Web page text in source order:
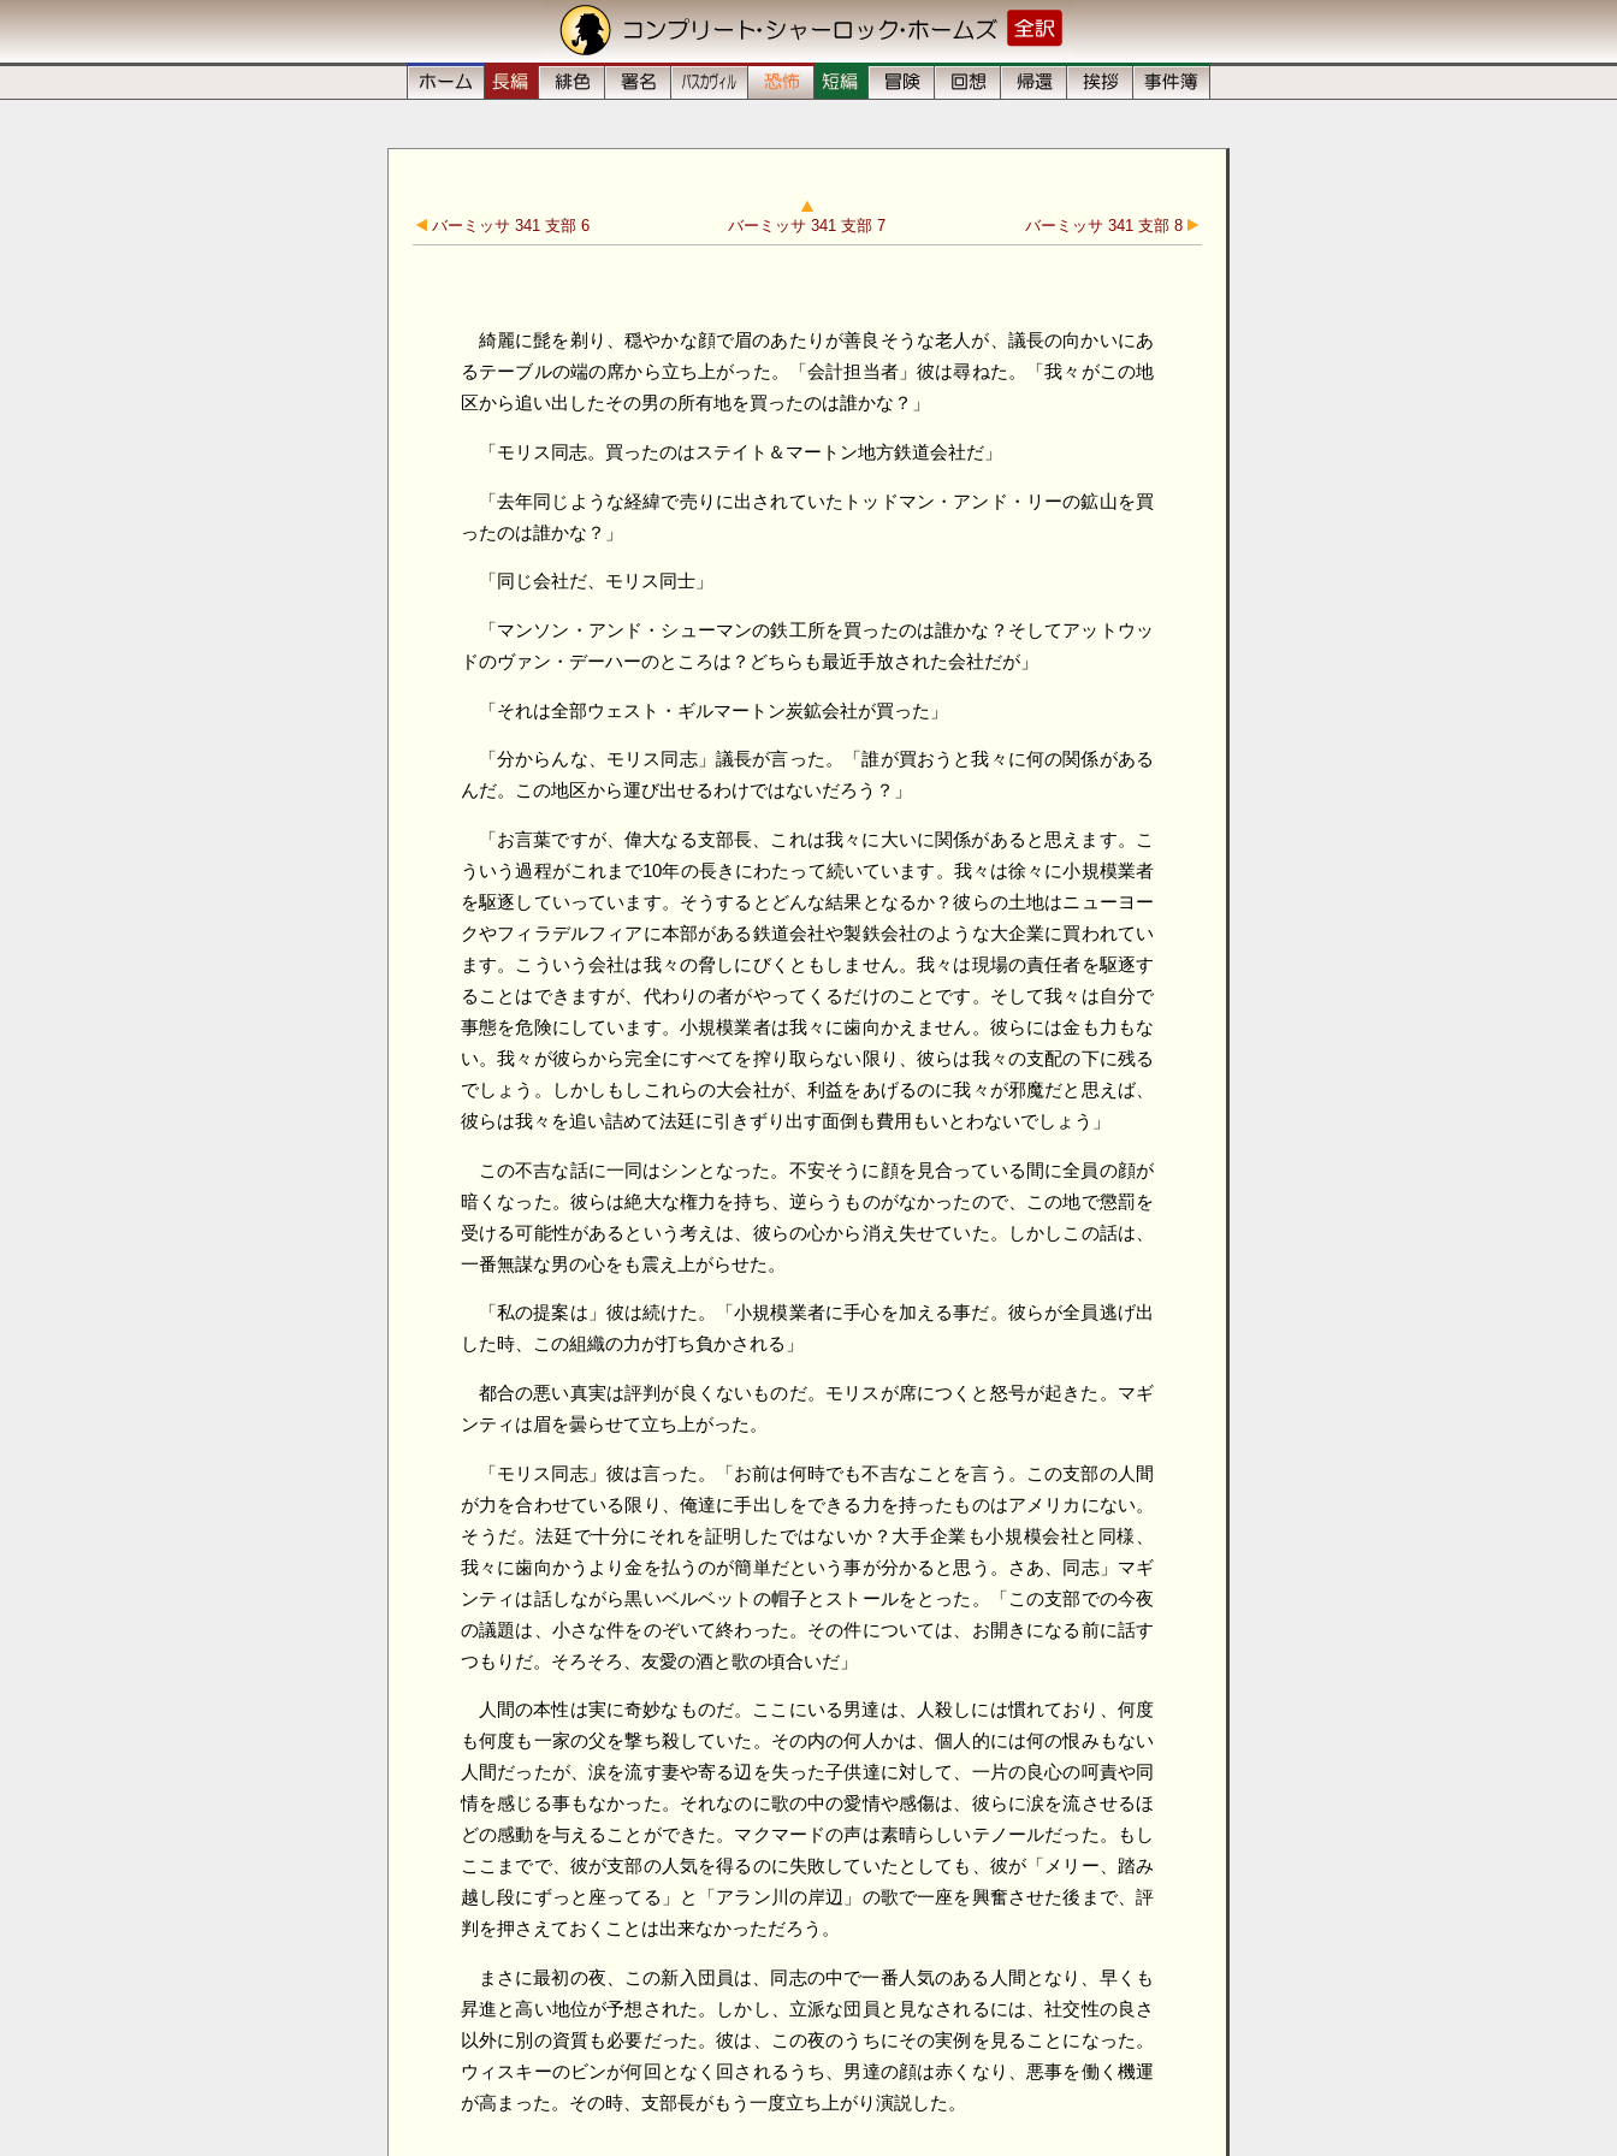
バーミッサ 341 支部 6 バーミッサ 341 支部 7 バーミッサ 341 支部 8
綺麗に髭を剃り、穏やかな顔で眉のあたりが善良そうな老人が、議長の向かいにあ
るテーブルの端の席から立ち上がった。「会計担当者」彼は尋ねた。「我々がこの地
区から追い出したその男の所有地を買ったのは誰かな？」
「モリス同志。買ったのはステイト＆マートン地方鉄道会社だ」
「去年同じような経緯で売りに出されていたトッドマン・アンド・リーの鉱山を買
ったのは誰かな？」
「同じ会社だ、モリス同士」
「マンソン・アンド・シューマンの鉄工所を買ったのは誰かな？そしてアットウッ
ドのヴァン・デーハーのところは？どちらも最近手放された会社だが」
「それは全部ウェスト・ギルマートン炭鉱会社が買った」
「分からんな、モリス同志」議長が言った。「誰が買おうと我々に何の関係がある
んだ。この地区から運び出せるわけではないだろう？」
「お言葉ですが、偉大なる支部長、これは我々に大いに関係があると思えます。こ
ういう過程がこれまで10年の長きにわたって続いています。我々は徐々に小規模業者
を駆逐していっています。そうするとどんな結果となるか？彼らの土地はニューヨー
クやフィラデルフィアに本部がある鉄道会社や製鉄会社のような大企業に買われてい
ます。こういう会社は我々の脅しにびくともしません。我々は現場の責任者を駆逐す
ることはできますが、代わりの者がやってくるだけのことです。そして我々は自分で
事態を危険にしています。小規模業者は我々に歯向かえません。彼らには金も力もな
い。我々が彼らから完全にすべてを搾り取らない限り、彼らは我々の支配の下に残る
でしょう。しかしもしこれらの大会社が、利益をあげるのに我々が邪魔だと思えば、
彼らは我々を追い詰めて法廷に引きずり出す面倒も費用もいとわないでしょう」
この不吉な話に一同はシンとなった。不安そうに顔を見合っている間に全員の顔が
暗くなった。彼らは絶大な権力を持ち、逆らうものがなかったので、この地で懲罰を
受ける可能性があるという考えは、彼らの心から消え失せていた。しかしこの話は、
一番無謀な男の心をも震え上がらせた。
「私の提案は」彼は続けた。「小規模業者に手心を加える事だ。彼らが全員逃げ出
した時、この組織の力が打ち負かされる」
都合の悪い真実は評判が良くないものだ。モリスが席につくと怒号が起きた。マギ
ンティは眉を曇らせて立ち上がった。
「モリス同志」彼は言った。「お前は何時でも不吉なことを言う。この支部の人間
が力を合わせている限り、俺達に手出しをできる力を持ったものはアメリカにない。
そうだ。法廷で十分にそれを証明したではないか？大手企業も小規模会社と同様、
我々に歯向かうより金を払うのが簡単だという事が分かると思う。さあ、同志」マギ
ンティは話しながら黒いベルベットの帽子とストールをとった。「この支部での今夜
の議題は、小さな件をのぞいて終わった。その件については、お開きになる前に話す
つもりだ。そろそろ、友愛の酒と歌の頃合いだ」
人間の本性は実に奇妙なものだ。ここにいる男達は、人殺しには慣れており、何度
も何度も一家の父を撃ち殺していた。その内の何人かは、個人的には何の恨みもない
人間だったが、涙を流す妻や寄る辺を失った子供達に対して、一片の良心の呵責や同
情を感じる事もなかった。それなのに歌の中の愛情や感傷は、彼らに涙を流させるほ
どの感動を与えることができた。マクマードの声は素晴らしいテノールだった。もし
ここまでで、彼が支部の人気を得るのに失敗していたとしても、彼が「メリー、踏み
越し段にずっと座ってる」と「アラン川の岸辺」の歌で一座を興奮させた後まで、評
判を押さえておくことは出来なかっただろう。
まさに最初の夜、この新入団員は、同志の中で一番人気のある人間となり、早くも
昇進と高い地位が予想された。しかし、立派な団員と見なされるには、社交性の良さ
以外に別の資質も必要だった。彼は、この夜のうちにその実例を見ることになった。
ウィスキーのビンが何回となく回されるうち、男達の顔は赤くなり、悪事を働く機運
が高まった。その時、支部長がもう一度立ち上がり演説した。